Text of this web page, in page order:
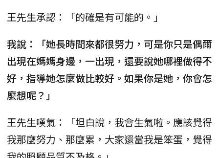
王先生承認：「的確是有可能的。」
我說：「她長時間來都很努力，可是你只是偶爾
出現在媽媽身邊，一出現，還要說她哪裡做得不
好，指導她怎麼做比較好。如果你是她，你會怎
麼想呢？」
王先生嘆氣：「坦白說，我會生氣啦。應該覺得
我那麼努力、那麼累，大家還當我是笨蛋，覺得